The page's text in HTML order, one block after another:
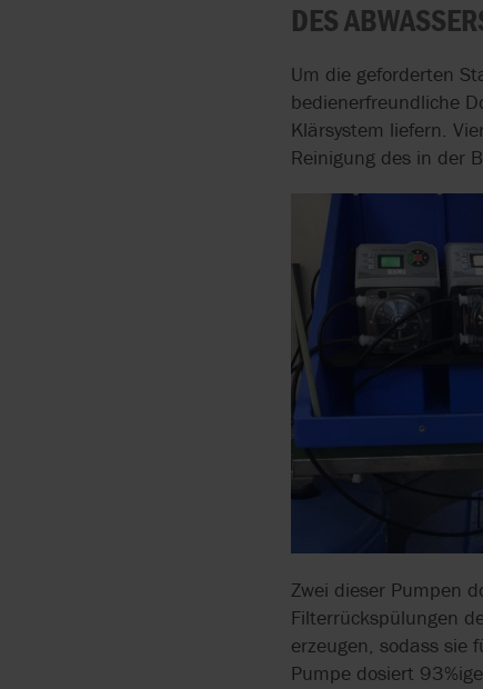
FESTSTOFFHALTIGE
MEDIEN AUS
ÖRDERN
IN DER
SCHLAUCHPUMPEN
DER
DESINFEKTIONSMITTEL
ERSTE HILFE BEI
KLÄRANLAGEN
ZERKLEINERN
GERINGER
DES
Um die geforderten
bedienerfreundliche
Klärsystem liefern.
Reinigung des in der
Zwei dieser Pumpen
Filterrückspülungen
erzeugen, sodass sie
Pumpe dosiert